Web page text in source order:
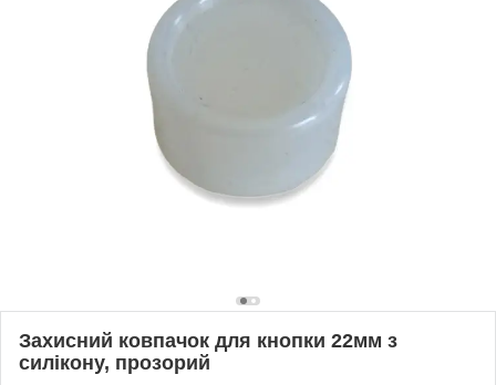
Захисний ковпачок для кнопки 22мм з
силікону, прозорий